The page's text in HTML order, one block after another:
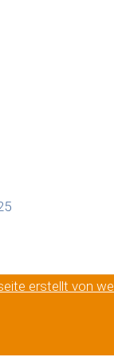
erstellt von